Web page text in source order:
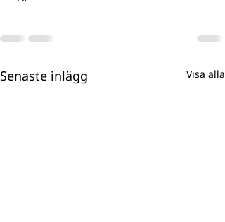
Senaste inlägg Visa alla